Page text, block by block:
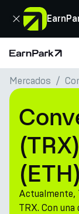
Cerrar
Página de inicio
PARK
Recursos
Mercados
(ETH)
Actualmente,
TRX. Con